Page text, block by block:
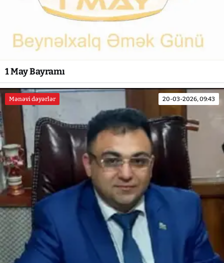
1 May Bayramı
Mənəvi dəyərlər 20-03-2026, 09:43